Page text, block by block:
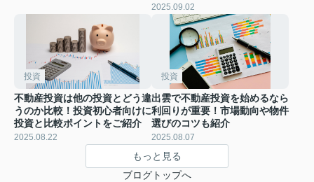
2025.09.02
投資
不動産投資は他の投資とどう違
うのか比較！投資初心者向けに
投資と比較ポイントをご紹介
2025.08.22
投資
出雲で不動産投資を始めるなら
利回りが重要！市場動向や物件
選びのコツも紹介
2025.08.07
もっと見る
ブログトップへ